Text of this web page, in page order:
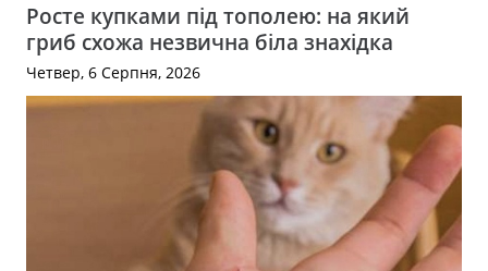
Росте купками під тополею: на який
гриб схожа незвична біла знахідка
Четвер, 6 Серпня, 2026